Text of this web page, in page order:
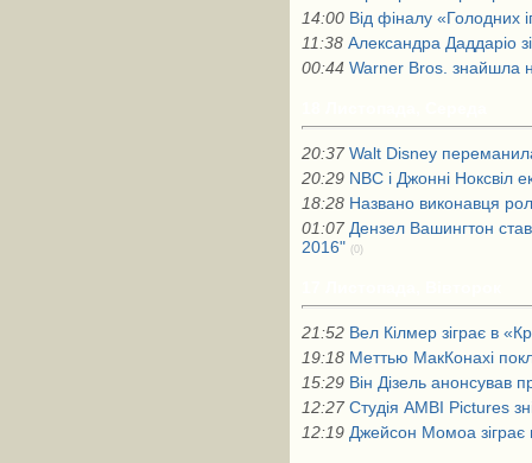
14:00 Від фіналу «Голодних
11:38 Александра Даддаріо
00:44 Warner Bros. знайшла
20:37 Walt Disney
20:29 NBC і Джонні Ноксвіл
18:28 Названо виконавця
01:07 Дензел Вашингтон
2016" (0)
21:52 Вел Кілмер зіграє в
19:18 Меттью МакКонахі
15:29 Він Дізель анонсував
12:27 Студія AMBI Pictures
12:19 Джейсон Момоа зіграє